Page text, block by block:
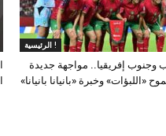
الرئيسية !
وجنوب إفريقيا.. مواجهة جديدة
«اللبؤات» وخبرة «بانيانا بانيانا»